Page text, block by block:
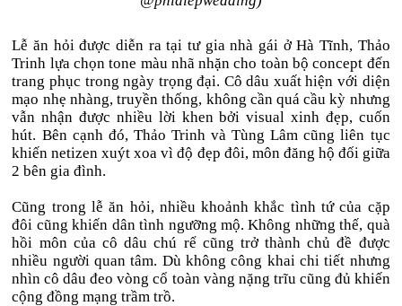
Lễ ăn hỏi được diễn ra tại tư gia nhà gái ở Hà Tĩnh, Thảo
Trinh lựa chọn tone màu nhã nhặn cho toàn bộ concept đến
trang phục trong ngày trọng đại. Cô dâu xuất hiện với diện
mạo nhẹ nhàng, truyền thống, không cần quá cầu kỳ nhưng
vẫn nhận được nhiều lời khen bởi visual xinh đẹp, cuốn
hút. Bên cạnh đó, Thảo Trinh và Tùng Lâm cũng liên tục
khiến netizen xuýt xoa vì độ đẹp đôi, môn đăng hộ đối giữa
2 bên gia đình.
Cũng trong lễ ăn hỏi, nhiều khoảnh khắc tình tứ của cặp
đôi cũng khiến dân tình ngưỡng mộ. Không những thế, quà
hồi môn của cô dâu chú rể cũng trở thành chủ đề được
nhiều người quan tâm. Dù không công khai chi tiết nhưng
nhìn cô dâu đeo vòng cổ toàn vàng nặng trĩu cũng đủ khiến
cộng đồng mạng trầm trồ.